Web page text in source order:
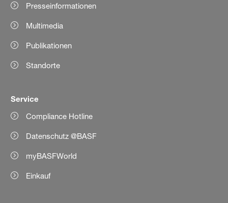
Presseinformationen
Multimedia
Publikationen
Standorte
Service
Compliance Hotline
Datenschutz @BASF
myBASFWorld
Einkauf